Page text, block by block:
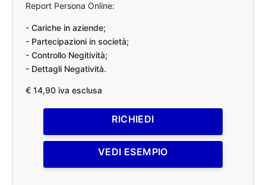
Report Persona Online:
- Cariche in aziende;
- Partecipazioni in società;
- Controllo Negitività;
- Dettagli Negatività.
€ 14,90 iva esclusa
RICHIEDI
VEDI ESEMPIO